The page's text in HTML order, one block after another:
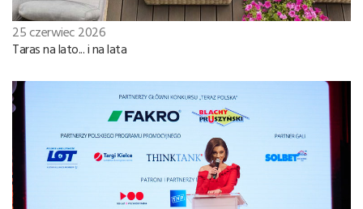
25 czerwiec 2026
Taras na lato... i na lata